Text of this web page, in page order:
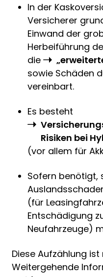
In der
Versicherer
Einwand der
Herbeiführung
die
sowie Schäden
vereinbart.
Es besteht
Risiken bei
(vor allem für
Sofern benötigt,
(für
Entschädigung
Neufahrzeuge)
Diese Aufzählung
Weitergehende